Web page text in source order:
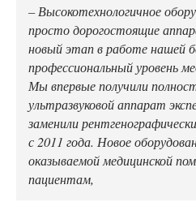
– Высокотехнологичное
просто дорогостоящие
новый этап в работе нашей
профессиональный уровень
Мы впервые получили
ультразвуковой аппарат
заменили
с 2011 года. Новое
оказываемой медицинской
пациентам,